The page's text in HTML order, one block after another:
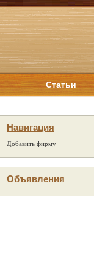
Статьи
Навигация
Добавить фирму
Объявления